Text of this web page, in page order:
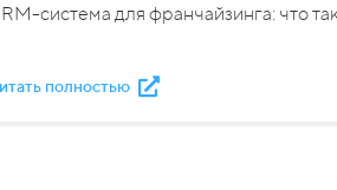
система для франчайзинга: что
полностью